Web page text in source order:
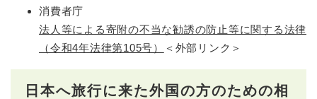
消費者庁
法人等による寄附の不当な勧誘の防止等に関する法律
（令和4年法律第105号）
＜外部リンク＞
日本へ旅行に来た外国の方のための相